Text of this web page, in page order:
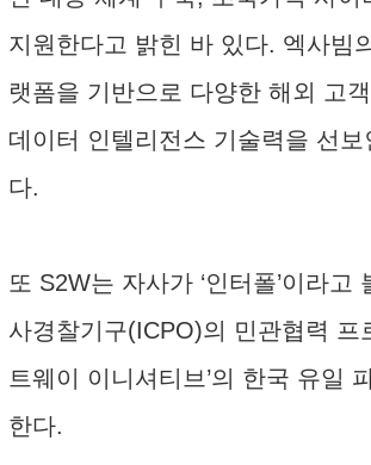
지원한다고 밝힌 바 있다. 엑사빔
랫폼을 기반으로 다양한 해외 고
데이터 인텔리전스 기술력을 선보
다.
또 S2W는 자사가 ‘인터폴’이라고
사경찰기구(ICPO)의 민관협력 프
트웨이 이니셔티브’의 한국 유일
한다.